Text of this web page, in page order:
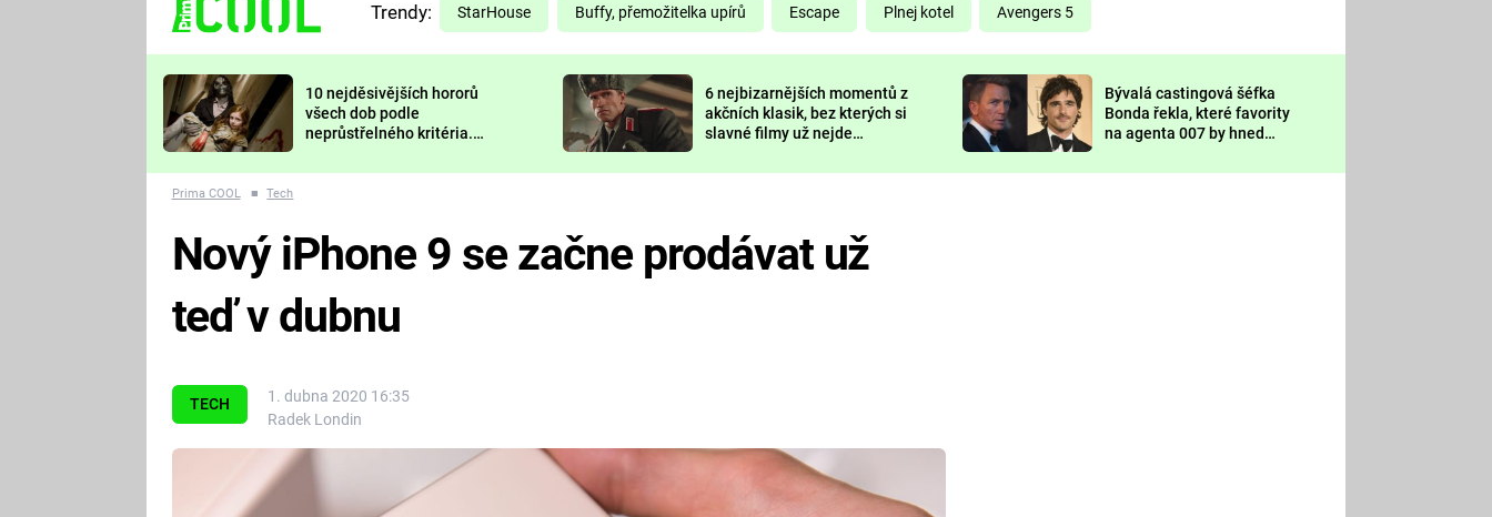
TŘESKU
FUTURAMA
PREDÁTOR
DELIVERANCE
CHUCK
NORRIS
DEADPOOL
Prima LAJK
Sledujte nás
Trendy: StarHouse Buffy, přemožitelka upírů Escape Plnej kotel Avengers 5
10 nejděsivějších hororů
všech dob podle
neprůstřelného kritéria.
nejvíc zvednou tep?
6 nejbizarnějších momentů z
akčních klasik, bez kterých si
slavné filmy už nejde
Bývalá castingová šéfka
Bonda řekla, které favority
na agenta 007 by hned
Prima COOL ■ Tech
TECH
1. dubna 2020 16:35
Radek Londin
Nový iPhone 9 se začne prodávat už
teď v dubnu